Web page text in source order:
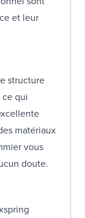
et leur
structure
qui
matériaux
vous
doute.